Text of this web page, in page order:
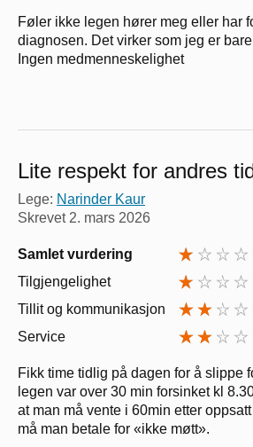
Føler ikke legen hører meg eller har
diagnosen. Det virker som jeg er
Ingen medmenneskelighet
Lite respekt for andres
Lege: Narinder Kaur
Skrevet 2. mars 2026
Samlet vurdering
Tilgjengelighet
Tillit og kommunikasjon
Service
Fikk time tidlig på dagen for å slippe
legen var over 30 min forsinket kl
at man må vente i 60min etter
må man betale for «ikke møtt».